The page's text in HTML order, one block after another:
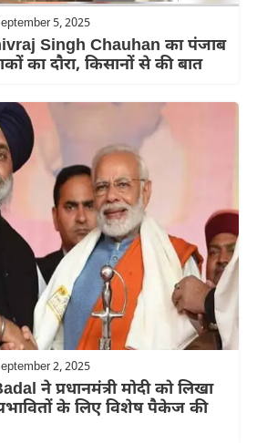
5, 2025
Singh Chauhan का पंजाब
का दौरा, किसानों से की बात
2, 2025
ने प्रधानमंत्री मोदी को लिखा
के लिए विशेष पैकेज की